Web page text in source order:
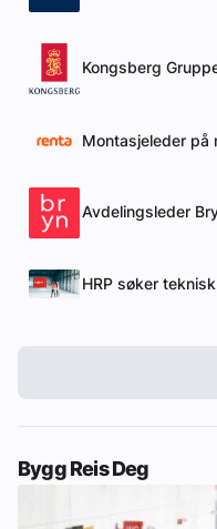
Kongsberg
Montasjeleder på
Avdelingsleder
HRP søker
Bygg Reis Deg